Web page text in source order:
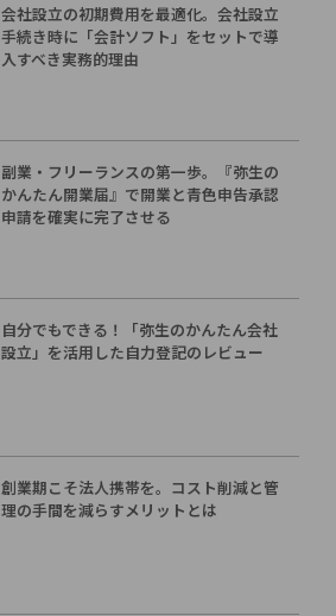
会社設立の初期費用を最適化。会社設立
手続き時に「会計ソフト」をセットで導
入すべき実務的理由
副業・フリーランスの第一歩。『弥生の
かんたん開業届』で開業と青色申告承認
申請を確実に完了させる
自分でもできる！「弥生のかんたん会社
設立」を活用した自力登記のレビュー
創業期こそ法人携帯を。コスト削減と管
理の手間を減らすメリットとは